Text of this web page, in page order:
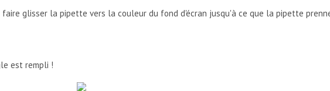
glisser la pipette vers la couleur du fond d'écran jusqu'à ce que la pipette
est rempli !